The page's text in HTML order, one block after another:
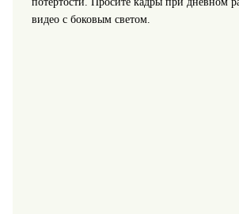
видео с боковым светом.